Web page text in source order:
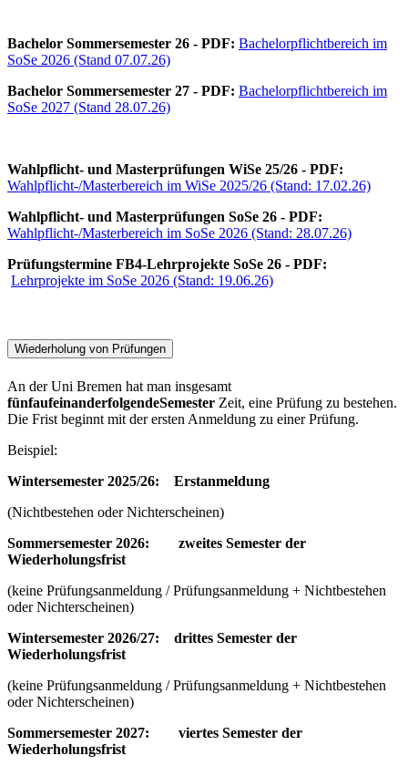
Bachelor Sommersemester 26 - PDF: Bachelorpflichtbereich im
SoSe 2026 (Stand 07.07.26)
Bachelor Sommersemester 27 - PDF: Bachelorpflichtbereich im
SoSe 2027 (Stand 28.07.26)
Wahlpflicht- und Masterprüfungen WiSe 25/26 - PDF:
Wahlpflicht-/Masterbereich im WiSe 2025/26 (Stand: 17.02.26)
Wahlpflicht- und Masterprüfungen SoSe 26 - PDF:
Wahlpflicht-/Masterbereich im SoSe 2026 (Stand: 28.07.26)
Prüfungstermine FB4-Lehrprojekte SoSe 26 - PDF:
Lehrprojekte im SoSe 2026 (Stand: 19.06.26)
Wiederholung von Prüfungen
An der Uni Bremen hat man insgesamt
fünfaufeinanderfolgendeSemester Zeit, eine Prüfung zu bestehen.
Die Frist beginnt mit der ersten Anmeldung zu einer Prüfung.
Beispiel:
Wintersemester 2025/26: Erstanmeldung
(Nichtbestehen oder Nichterscheinen)
Sommersemester 2026: zweites Semester der
Wiederholungsfrist
(keine Prüfungsanmeldung / Prüfungsanmeldung + Nichtbestehen
oder Nichterscheinen)
Wintersemester 2026/27: drittes Semester der
Wiederholungsfrist
(keine Prüfungsanmeldung / Prüfungsanmeldung + Nichtbestehen
oder Nichterscheinen)
Sommersemester 2027: viertes Semester der
Wiederholungsfrist